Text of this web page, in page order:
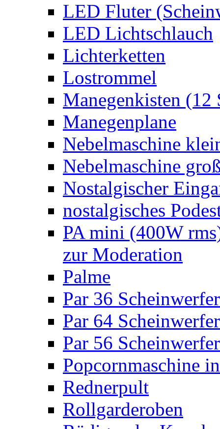
LED Fluter
LED Lichtschlauch
Lichterketten
Lostrommel
Manegenkisten (12
Manegenplane
Nebelmaschine
Nebelmaschine
Nostalgischer
nostalgisches
PA mini (400W
zur Moderation
Palme
Par 36 Scheinwerfer
Par 64 Scheinwerfer
Par 56 Scheinwerfer
Popcornmaschine
Rednerpult
Rollgarderoben